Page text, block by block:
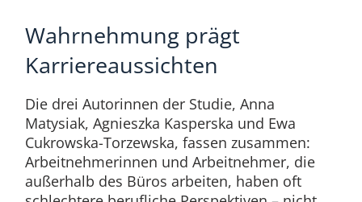
Wahrnehmung prägt
Karriereaussichten
Die drei Autorinnen der Studie, Anna
Matysiak, Agnieszka Kasperska und Ewa
Cukrowska-Torzewska, fassen zusammen:
Arbeitnehmerinnen und Arbeitnehmer, die
außerhalb des Büros arbeiten, haben oft